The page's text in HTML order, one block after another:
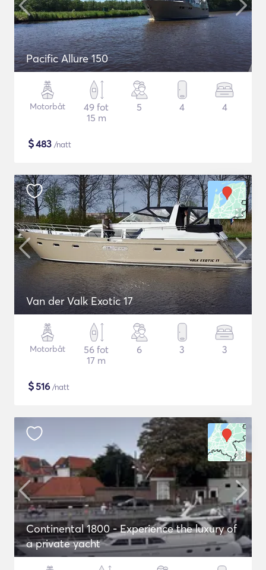
Pacific Allure 150
Motorbåt
49 fot
15 m
5 4 4
$483 /natt
Van der Valk Exotic 17
Motorbåt
56 fot
17 m
6 3 3
$516 /natt
Continental 1800 - Experience the luxury of
a private yacht